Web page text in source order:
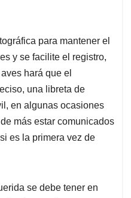
para mantener el
y se facilite el registro,
hará que el
una libreta de
en algunas ocasiones
más estar comunicados
es la primera vez de
se debe tener en